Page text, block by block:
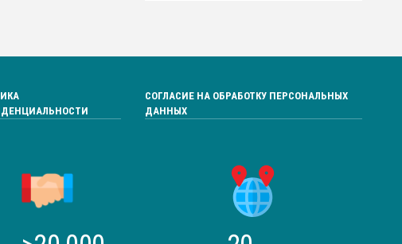
СОГЛАСИЕ НА ОБРАБОТКУ ПЕРСОНАЛЬНЫХ
ДАННЫХ